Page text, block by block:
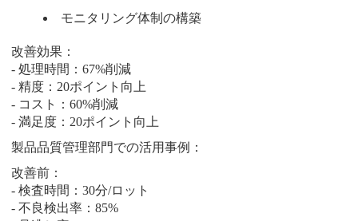
モニタリング体制の構築
改善効果：
- 処理時間：67%削減
- 精度：20ポイント向上
- コスト：60%削減
- 満足度：20ポイント向上
製品品質管理部門での活用事例：
改善前：
- 検査時間：30分/ロット
- 不良検出率：85%